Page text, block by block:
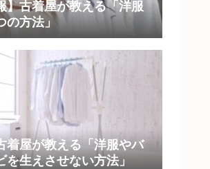
】古着屋が教える「洋服
の方法」
着屋が教える「洋服やバ
を生えさせない方法」